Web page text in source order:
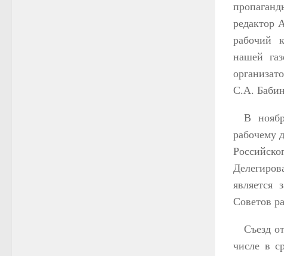
редактор
рабочий
нашей
С.А.
В
рабочему
является
Советов
Съезд
числе в